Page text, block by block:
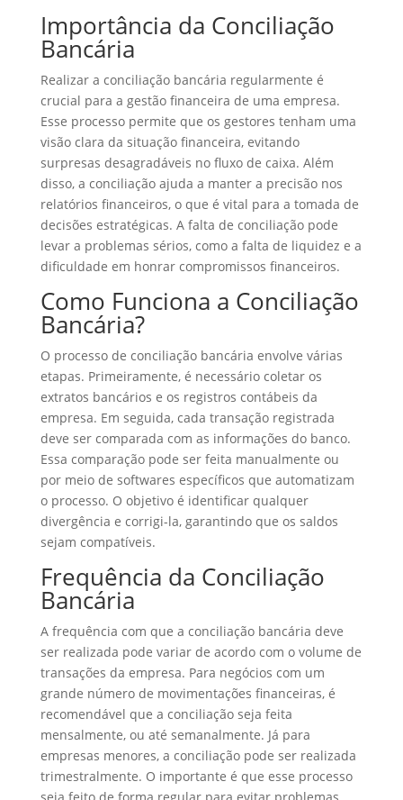
Importância da Conciliação
Bancária
Realizar a conciliação bancária regularmente é
crucial para a gestão financeira de uma empresa.
Esse processo permite que os gestores tenham uma
visão clara da situação financeira, evitando
surpresas desagradáveis no fluxo de caixa. Além
disso, a conciliação ajuda a manter a precisão nos
relatórios financeiros, o que é vital para a tomada de
decisões estratégicas. A falta de conciliação pode
levar a problemas sérios, como a falta de liquidez e a
dificuldade em honrar compromissos financeiros.
Como Funciona a Conciliação
Bancária?
O processo de conciliação bancária envolve várias
etapas. Primeiramente, é necessário coletar os
extratos bancários e os registros contábeis da
empresa. Em seguida, cada transação registrada
deve ser comparada com as informações do banco.
Essa comparação pode ser feita manualmente ou
por meio de softwares específicos que automatizam
o processo. O objetivo é identificar qualquer
divergência e corrigi-la, garantindo que os saldos
sejam compatíveis.
Frequência da Conciliação
Bancária
A frequência com que a conciliação bancária deve
ser realizada pode variar de acordo com o volume de
transações da empresa. Para negócios com um
grande número de movimentações financeiras, é
recomendável que a conciliação seja feita
mensalmente, ou até semanalmente. Já para
empresas menores, a conciliação pode ser realizada
trimestralmente. O importante é que esse processo